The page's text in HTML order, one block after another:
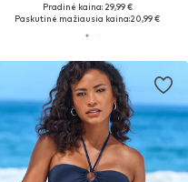
Pradinė kaina: 29,99 €
Paskutinė mažiausia kaina:20,99 €